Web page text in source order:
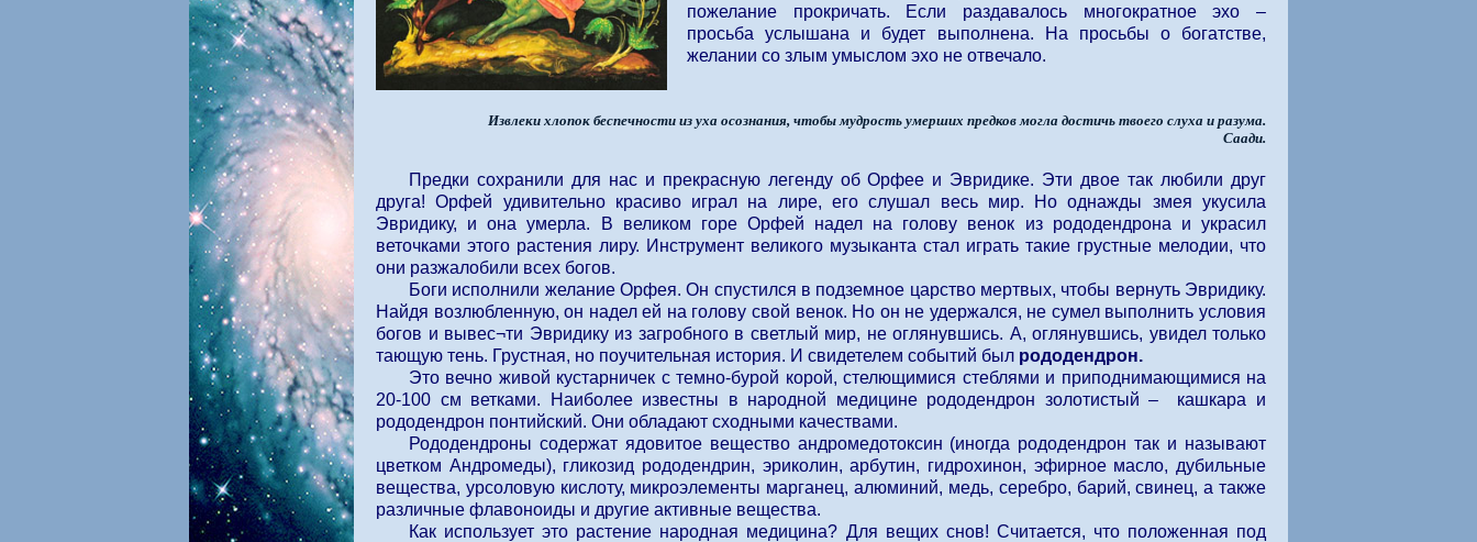
пожелание прокричать. Если раздавалось многократное эхо –
просьба услышана и будет выполнена. На просьбы о богатстве,
желании со злым умыслом эхо не отвечало.
Извлеки хлопок беспечности из уха осознания, чтобы мудрость умерших предков могла достичь твоего слуха и разума.
Саади.
Предки сохранили для нас и прекрасную легенду об Орфее и Эвридике. Эти двое так любили друг
друга! Орфей удивительно красиво играл на лире, его слушал весь мир. Но однажды змея укусила
Эвридику, и она умерла. В великом горе Орфей надел на голову венок из рододендрона и украсил
веточками этого растения лиру. Инструмент великого музыканта стал играть такие грустные мелодии, что
они разжалобили всех богов.
Боги исполнили желание Орфея. Он спустился в подземное царство мертвых, чтобы вернуть Эвридику.
Найдя возлюбленную, он надел ей на голову свой венок. Но он не удержался, не сумел выполнить условия
богов и вывес¬ти Эвридику из загробного в светлый мир, не оглянувшись. А, оглянувшись, увидел только
тающую тень. Грустная, но поучительная история. И свидетелем событий был рододендрон.
Это вечно живой кустарничек с темно-бурой корой, стелющимися стеблями и приподнимающимися на
20-100 см ветками. Наиболее известны в народной медицине рододендрон золотистый – кашкара и
рододендрон понтийский. Они обладают сходными качествами.
Рододендроны содержат ядовитое вещество андромедотоксин (иногда рододендрон так и называют
цветком Андромеды), гликозид рододендрин, эриколин, арбутин, гидрохинон, эфирное масло, дубильные
вещества, урсоловую кислоту, микроэлементы марганец, алюминий, медь, серебро, барий, свинец, а также
различные флавоноиды и другие активные вещества.
Как использует это растение народная медицина? Для вещих снов! Считается, что положенная под